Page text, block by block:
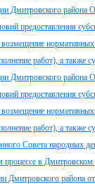
Дмитровского района
предоставления
нормативных
работ), а также
Дмитровского района
предоставления
нормативных
работ), а также
Совета народных
в Дмитровском
Дмитровского района